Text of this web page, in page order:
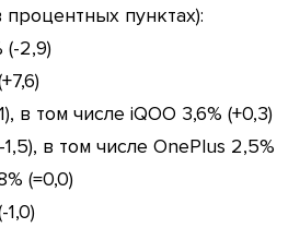
пунктах):
2,9)
в том числе iQOO 3,6% (+0,3)
в том числе OnePlus 2,5%
(=0,0)